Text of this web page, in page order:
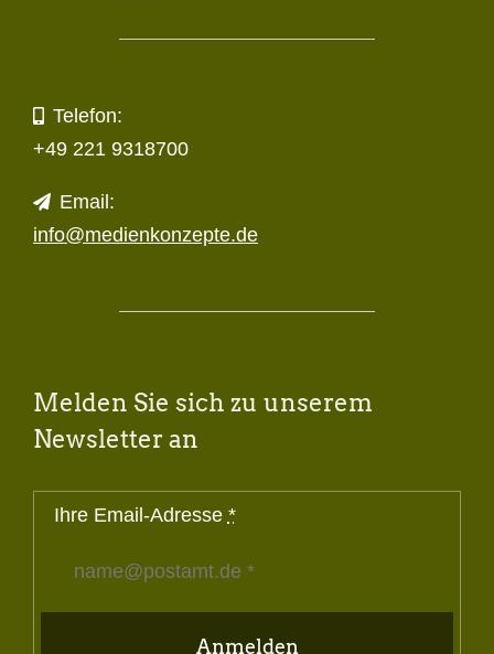
Telefon:
+49 221 9318700
Email:
info@medienkonzepte.de
Melden Sie sich zu unserem
Newsletter an
Ihre Email-Adresse *
Anmelden